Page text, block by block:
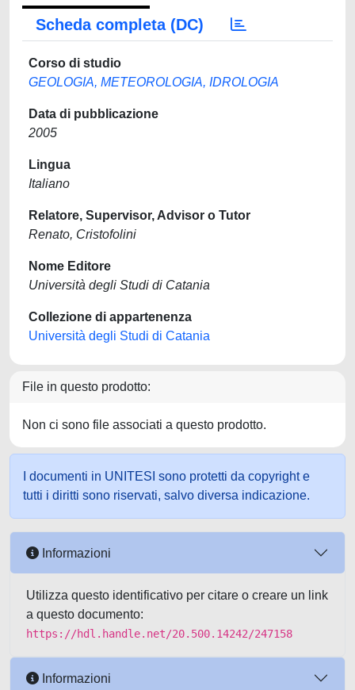
Scheda completa (DC)
Corso di studio
GEOLOGIA, METEOROLOGIA, IDROLOGIA
Data di pubblicazione
2005
Lingua
Italiano
Relatore, Supervisor, Advisor o Tutor
Renato, Cristofolini
Nome Editore
Università degli Studi di Catania
Collezione di appartenenza
Università degli Studi di Catania
File in questo prodotto:
Non ci sono file associati a questo prodotto.
I documenti in UNITESI sono protetti da copyright e
tutti i diritti sono riservati, salvo diversa indicazione.
Informazioni
Utilizza questo identificativo per citare o creare un link
a questo documento:
https://hdl.handle.net/20.500.14242/247158
Informazioni